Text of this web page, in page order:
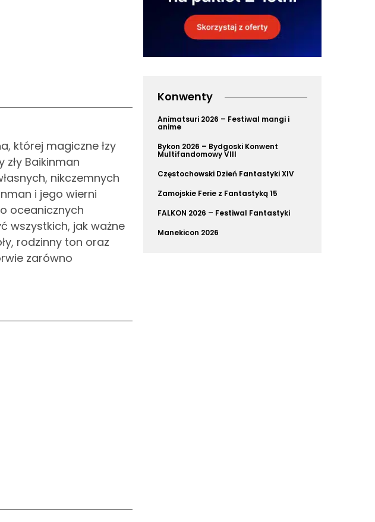
której magiczne łzy
Baikinman
nikczemnych
i jego wierni
oceanicznych
wszystkich, jak ważne
rodzinny ton oraz
zarówno
Konwenty
Animatsuri 2026 – Festiwal mangi i
anime
Bykon 2026 – Bydgoski Konwent
Multifandomowy VIII
Częstochowski Dzień Fantastyki XIV
Zamojskie Ferie z Fantastyką 15
FALKON 2026 – Festiwal Fantastyki
Manekicon 2026